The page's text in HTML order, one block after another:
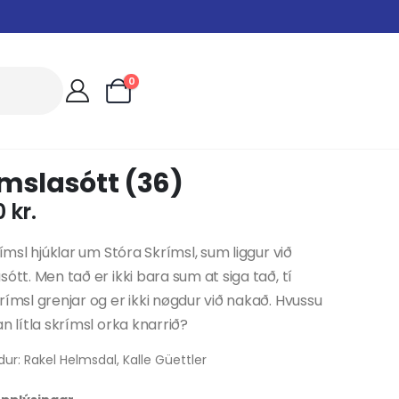
0
(36)
kr.
hjúklar um Stóra Skrímsl, sum liggur við
Men tað er ikki bara sum at siga tað, tí
grenjar og er ikki nøgdur við nakað. Hvussu
lítla skrímsl orka knarrið?
Rakel Helmsdal, Kalle Güettler